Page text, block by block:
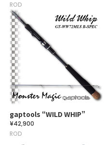
ROD
gaptools “WILD WHIP”
¥42,900
ROD